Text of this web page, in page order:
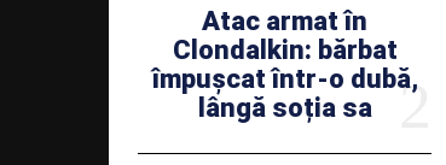
Atac armat în
Clondalkin: bărbat
împușcat într-o dubă,
lângă soția sa